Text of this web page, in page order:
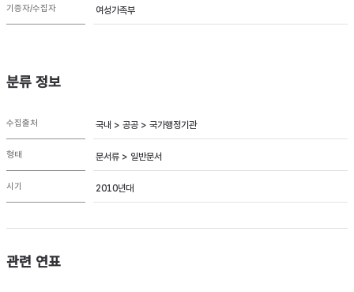
기증자/수집자 여성가족부
분류 정보
수집출처 국내 > 공공 > 국가행정기관
형태 문서류 > 일반문서
시기 2010년대
관련 연표